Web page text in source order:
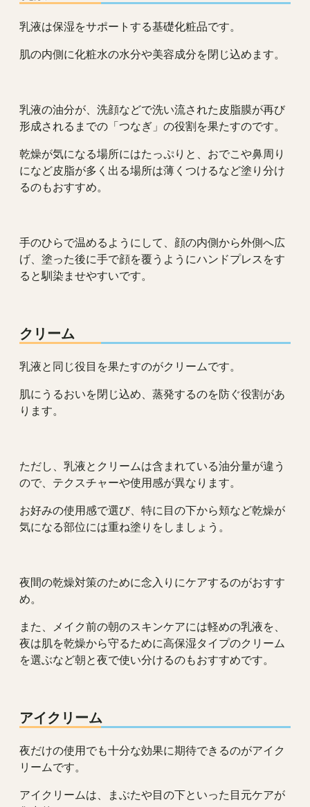
乳液は保湿をサポートする基礎化粧品です。
肌の内側に化粧水の水分や美容成分を閉じ込めます。
乳液の油分が、洗顔などで洗い流された皮脂膜が再び
形成されるまでの「つなぎ」の役割を果たすのです。
乾燥が気になる場所にはたっぷりと、おでこや鼻周り
になど皮脂が多く出る場所は薄くつけるなど塗り分け
るのもおすすめ。
手のひらで温めるようにして、顔の内側から外側へ広
げ、塗った後に手で顔を覆うようにハンドプレスをす
ると馴染ませやすいです。
クリーム
乳液と同じ役目を果たすのがクリームです。
肌にうるおいを閉じ込め、蒸発するのを防ぐ役割があ
ります。
ただし、乳液とクリームは含まれている油分量が違う
ので、テクスチャーや使用感が異なります。
お好みの使用感で選び、特に目の下から頬など乾燥が
気になる部位には重ね塗りをしましょう。
夜間の乾燥対策のために念入りにケアするのがおすす
め。
また、メイク前の朝のスキンケアには軽めの乳液を、
夜は肌を乾燥から守るために高保湿タイプのクリーム
を選ぶなど朝と夜で使い分けるのもおすすめです。
アイクリーム
夜だけの使用でも十分な効果に期待できるのがアイク
リームです。
アイクリームは、まぶたや目の下といった目元ケアが